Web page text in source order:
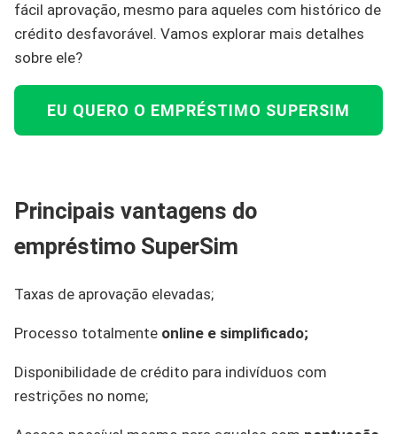
fácil aprovação, mesmo para aqueles com histórico de
crédito desfavorável. Vamos explorar mais detalhes
sobre ele?
EU QUERO O EMPRÉSTIMO SUPERSIM
Principais vantagens do
empréstimo SuperSim
Taxas de aprovação elevadas;
Processo totalmente online e simplificado;
Disponibilidade de crédito para indivíduos com
restrições no nome;